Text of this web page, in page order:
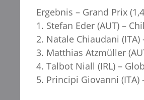
Ergebnis – Grand Prix
1. Stefan Eder (AUT) –
2. Natale Chiaudani
3. Matthias Atzmüller
4. Talbot Niall (IRL) –
5. Principi Giovanni (ITA)